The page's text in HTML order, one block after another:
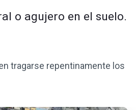
o agujero en el suelo.
tragarse repentinamente los